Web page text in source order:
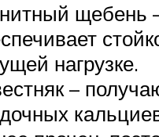
щебень
нагрузке.
–